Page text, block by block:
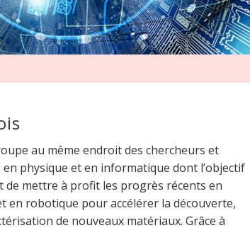
au même endroit des chercheurs et
en physique et en informatique dont l’objectif
de mettre à profit les progrès récents en
en robotique pour accélérer la découverte,
de nouveaux matériaux. Grâce à